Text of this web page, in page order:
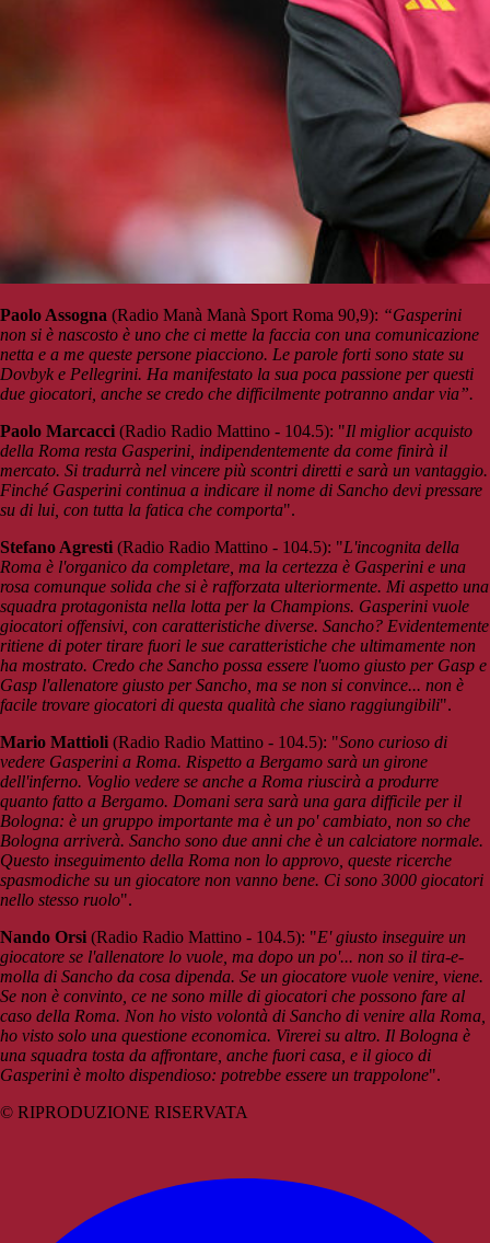
Paolo Assogna (Radio Manà Manà Sport Roma 90,9): “Gasperini
non si è nascosto è uno che ci mette la faccia con una comunicazione
netta e a me queste persone piacciono. Le parole forti sono state su
Dovbyk e Pellegrini. Ha manifestato la sua poca passione per questi
due giocatori, anche se credo che difficilmente potranno andar via”.
Paolo Marcacci (Radio Radio Mattino - 104.5): "Il miglior acquisto
della Roma resta Gasperini, indipendentemente da come finirà il
mercato. Si tradurrà nel vincere più scontri diretti e sarà un vantaggio.
Finché Gasperini continua a indicare il nome di Sancho devi pressare
su di lui, con tutta la fatica che comporta".
Stefano Agresti (Radio Radio Mattino - 104.5): "L'incognita della
Roma è l'organico da completare, ma la certezza è Gasperini e una
rosa comunque solida che si è rafforzata ulteriormente. Mi aspetto una
squadra protagonista nella lotta per la Champions. Gasperini vuole
giocatori offensivi, con caratteristiche diverse. Sancho? Evidentemente
ritiene di poter tirare fuori le sue caratteristiche che ultimamente non
ha mostrato. Credo che Sancho possa essere l'uomo giusto per Gasp e
Gasp l'allenatore giusto per Sancho, ma se non si convince... non è
facile trovare giocatori di questa qualità che siano raggiungibili".
Mario Mattioli (Radio Radio Mattino - 104.5): "Sono curioso di
vedere Gasperini a Roma. Rispetto a Bergamo sarà un girone
dell'inferno. Voglio vedere se anche a Roma riuscirà a produrre
quanto fatto a Bergamo. Domani sera sarà una gara difficile per il
Bologna: è un gruppo importante ma è un po' cambiato, non so che
Bologna arriverà. Sancho sono due anni che è un calciatore normale.
Questo inseguimento della Roma non lo approvo, queste ricerche
spasmodiche su un giocatore non vanno bene. Ci sono 3000 giocatori
nello stesso ruolo".
Nando Orsi (Radio Radio Mattino - 104.5): "E' giusto inseguire un
giocatore se l'allenatore lo vuole, ma dopo un po'... non so il tira-e-
molla di Sancho da cosa dipenda. Se un giocatore vuole venire, viene.
Se non è convinto, ce ne sono mille di giocatori che possono fare al
caso della Roma. Non ho visto volontà di Sancho di venire alla Roma,
ho visto solo una questione economica. Virerei su altro. Il Bologna è
una squadra tosta da affrontare, anche fuori casa, e il gioco di
Gasperini è molto dispendioso: potrebbe essere un trappolone".
© RIPRODUZIONE RISERVATA